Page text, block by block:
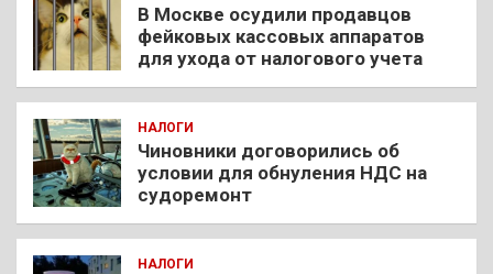
В Москве осудили продавцов
фейковых кассовых аппаратов
для ухода от налогового учета
НАЛОГИ
Чиновники договорились об
условии для обнуления НДС на
судоремонт
НАЛОГИ